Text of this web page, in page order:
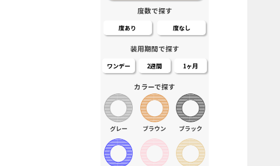
度数で探す
度あり 度なし
装用期間で探す
ワンデー 2週間 1ヶ月
カラーで探す
グレー ブラウン ブラック